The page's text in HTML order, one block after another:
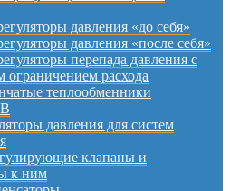
давления «до себя»
давления «после себя»
перепада давления с
ограничением расхода
теплообменники
давления для систем
клапаны и
к ним